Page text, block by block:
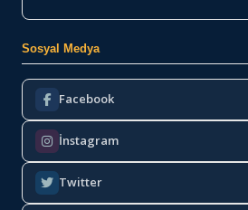
Sosyal Medya
Facebook
İnstagram
Twitter